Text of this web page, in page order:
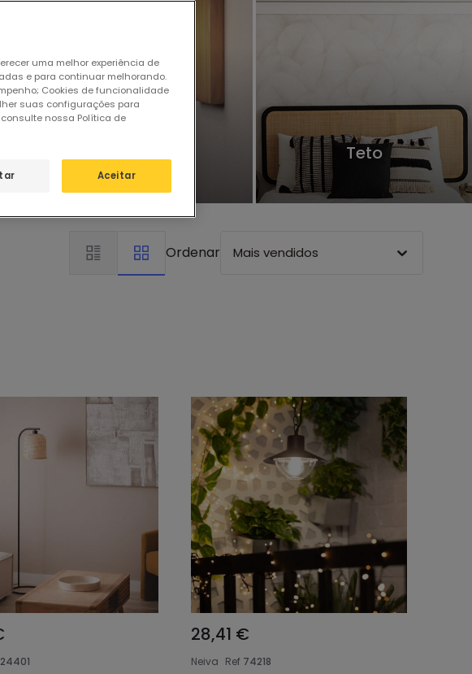
Teto
Ordenar Mais vendidos
28,41 €
Neiva Ref 74218
uma melhor experiência de
e para continuar melhorando.
Cookies de funcionalidade
suas configurações para
nossa Política de
Aceitar